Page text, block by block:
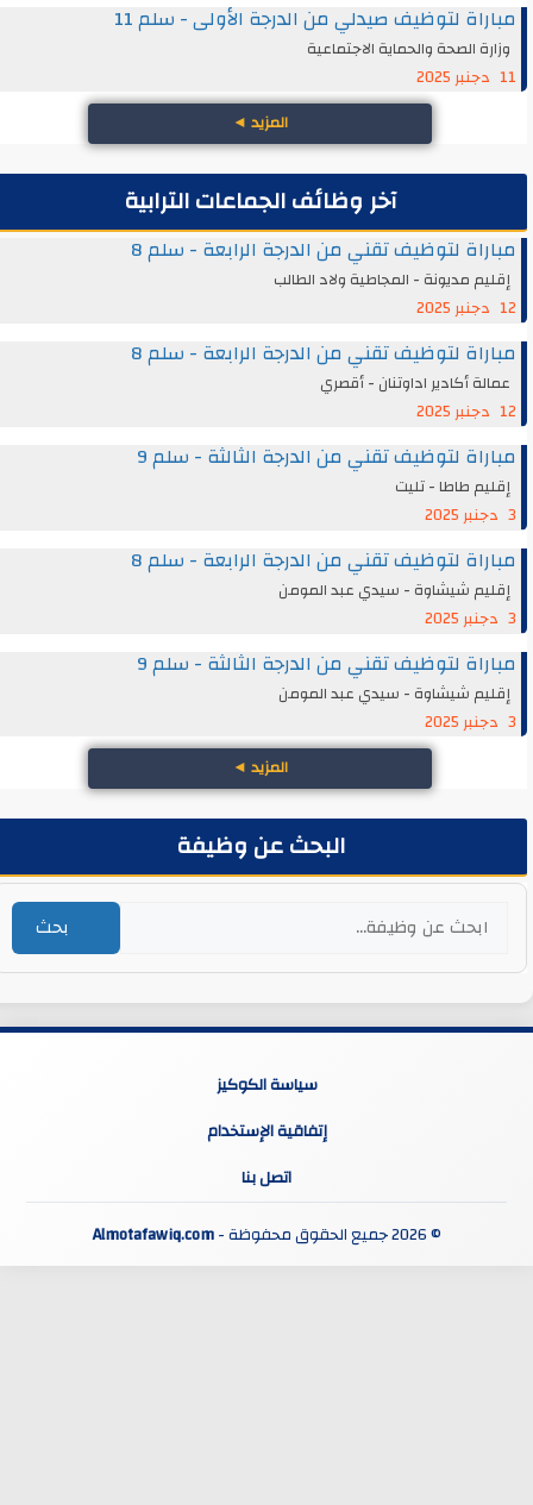
مباراة لتوظيف صيدلي من الدرجة الأولى - سلم 11
وزارة الصحة والحماية الاجتماعية
11 دجنبر 2025
المزيد◄
آخر وظائف الجماعات الترابية
مباراة لتوظيف تقني من الدرجة الرابعة - سلم 8
إقليم مديونة - المجاطية ولاد الطالب
12 دجنبر 2025
مباراة لتوظيف تقني من الدرجة الرابعة - سلم 8
عمالة أكادير اداوتنان - أقصري
12 دجنبر 2025
مباراة لتوظيف تقني من الدرجة الثالثة - سلم 9
إقليم طاطا - تليت
مباراة لتوظيف تقني من الدرجة الرابعة - سلم 8
إقليم شيشاوة - سيدي عبد المومن
مباراة لتوظيف تقني من الدرجة الثالثة - سلم 9
إقليم شيشاوة - سيدي عبد المومن
المزيد◄
البحث عن وظيفة
بحث
سياسة الكوكيز
إتفاقية الإستخدام
اتصل بنا
© 2026 جميع الحقوق محفوظة -
Almotafawiq.com